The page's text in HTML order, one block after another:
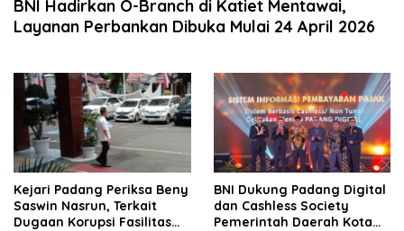
BNI Hadirkan O-Branch di Katiet Mentawai,
Layanan Perbankan Dibuka Mulai 24 April 2026
Kejari Padang Periksa Beny
Saswin Nasrun, Terkait
Dugaan Korupsi Fasilitas
BNI Dukung Padang Digital
dan Cashless Society
Pemerintah Daerah Kota